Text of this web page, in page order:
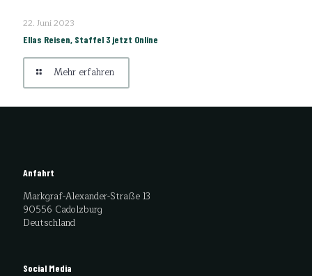
22. Juni 2023
Ellas Reisen, Staffel 3 jetzt Online
Mehr erfahren
Anfahrt
Markgraf-Alexander-Straße 13
90556 Cadolzburg
Deutschland
Social Media